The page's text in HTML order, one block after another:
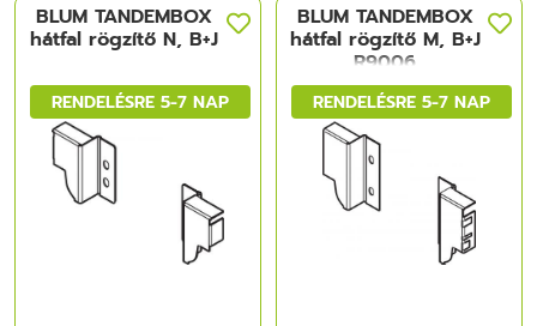
RENDELÉSRE 5-7 NAP
BLUM TANDEMBOX
hátfal rögzítő N, B+J
RENDELÉSRE 5-7 NAP
BLUM TANDEMBOX
hátfal rögzítő M, B+J
R9006
világosszürke